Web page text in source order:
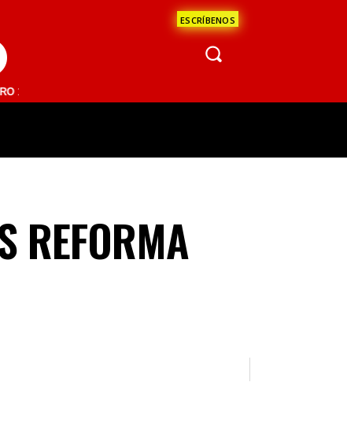
ESCRÍBENOS
| SAN JUAN DEL RÍO 93.1 FM | GUADALAJARA 1510 AM | LA
REFORMA